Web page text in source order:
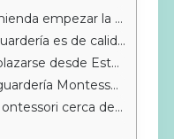
la guardería?
es de calidad?
a un centro Montessori?
Montessori en la zona?
cerca de Sotogrande?